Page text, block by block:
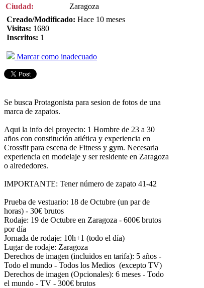
Ciudad:
Zaragoza
Creado/Modificado: Hace 10 meses
Visitas: 1680
Inscritos: 1
Marcar como inadecuado
Se busca Protagonista para sesion de fotos de una
marca de zapatos.
Aqui la info del proyecto: 1 Hombre de 23 a 30
años con constitución atlética y experiencia en
Crossfit para escena de Fitness y gym. Necesaria
experiencia en modelaje y ser residente en Zaragoza
o alrededores.
IMPORTANTE: Tener número de zapato 41-42
Prueba de vestuario: 18 de Octubre (un par de
horas) - 30€ brutos
Rodaje: 19 de Octubre en Zaragoza - 600€ brutos
por día
Jornada de rodaje: 10h+1 (todo el día)
Lugar de rodaje: Zaragoza
Derechos de imagen (incluidos en tarifa): 5 años -
Todo el mundo - Todos los Medios (excepto TV)
Derechos de imagen (Opcionales): 6 meses - Todo
el mundo - TV - 300€ brutos